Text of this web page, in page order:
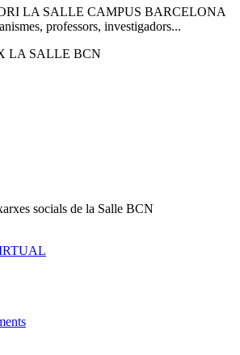
LA SALLE CAMPUS BARCELONA
professors, investigadors...
LA SALLE BCN
socials de la Salle BCN